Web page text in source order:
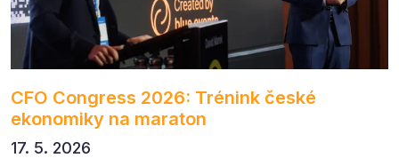
CFO Congress 2026: Trénink české
ekonomiky na maraton
17. 5. 2026